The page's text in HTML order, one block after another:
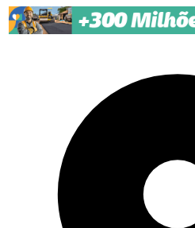
Pular para o conteúdo